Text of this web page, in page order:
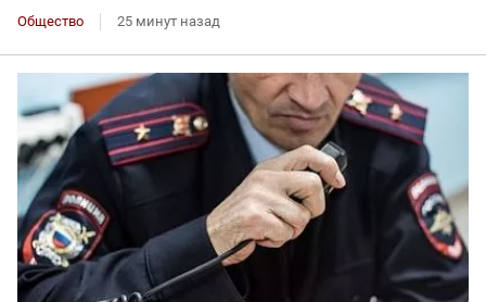
Общество 25 минут назад